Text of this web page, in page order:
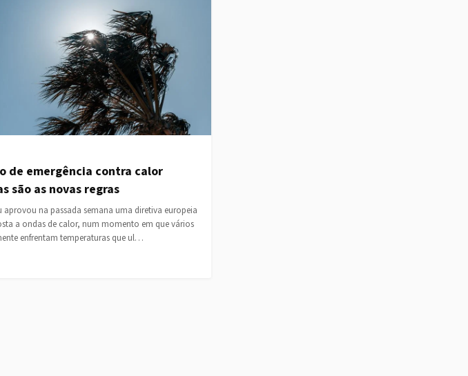
de emergência contra calor
são as novas regras
aprovou na passada semana uma diretiva europeia
a ondas de calor, num momento em que vários
enfrentam temperaturas que ul…